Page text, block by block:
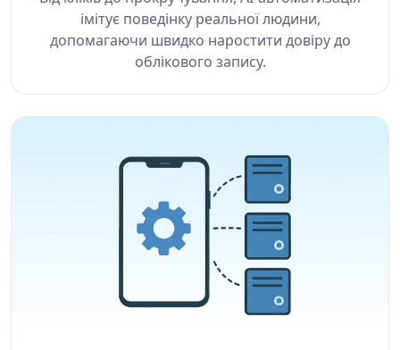
імітує поведінку реальної людини,
допомагаючи швидко наростити довіру до
облікового запису.